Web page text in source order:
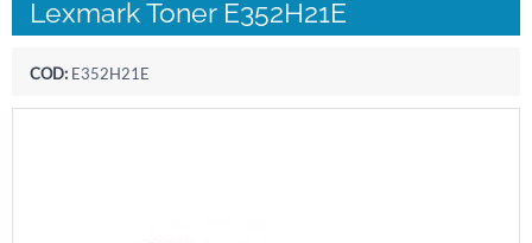
Lexmark Toner E352H21E
COD: E352H21E